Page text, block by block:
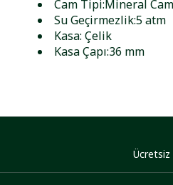
Cam Tipi:Mineral Cam
Su Geçirmezlik:5 atm
Kasa: Çelik
Kasa Çapı:36 mm